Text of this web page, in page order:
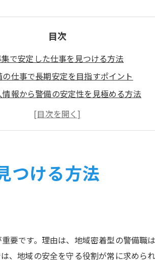
目次
で安定した仕事を見つける方法
の仕事で長期安定を目指すポイント
情報から警備の安定性を見極める方法
職に転職して得られる安心感とは
験者が警備で安定を得る秘訣を解説
員として安心就労を叶えるコツ
始める警備の魅力とポイント
員デビュー時に知っておきたいこと
験から警備職へ転職するメリット
つける方法
要です。理由は、地域密着型の警備職
地域の安全を守る役割が常に求めら